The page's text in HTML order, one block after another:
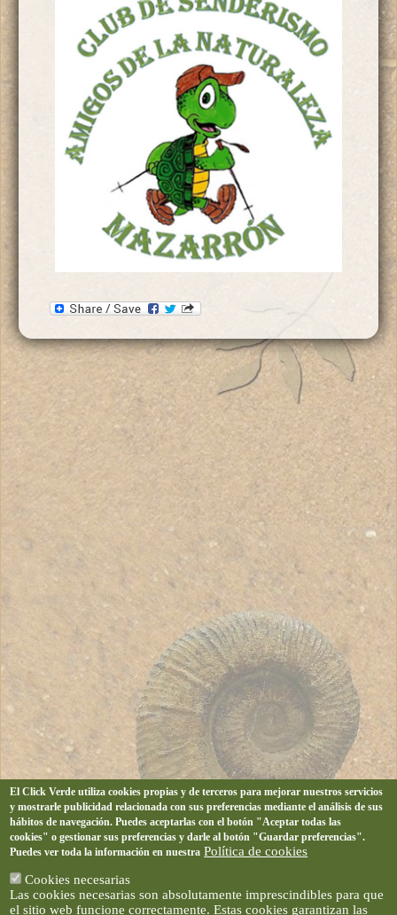
El Click Verde utiliza cookies propias y de terceros para mejorar nuestros servicios
y mostrarle publicidad relacionada con sus preferencias mediante el análisis de sus
hábitos de navegación. Puedes aceptarlas con el botón "Aceptar todas las
cookies" o gestionar sus preferencias y darle al botón "Guardar preferencias".
Puedes ver toda la información en nuestra Política de cookies
Cookies necesarias
Las cookies necesarias son absolutamente imprescindibles para que
el sitio web funcione correctamente. Estas cookies garantizan las